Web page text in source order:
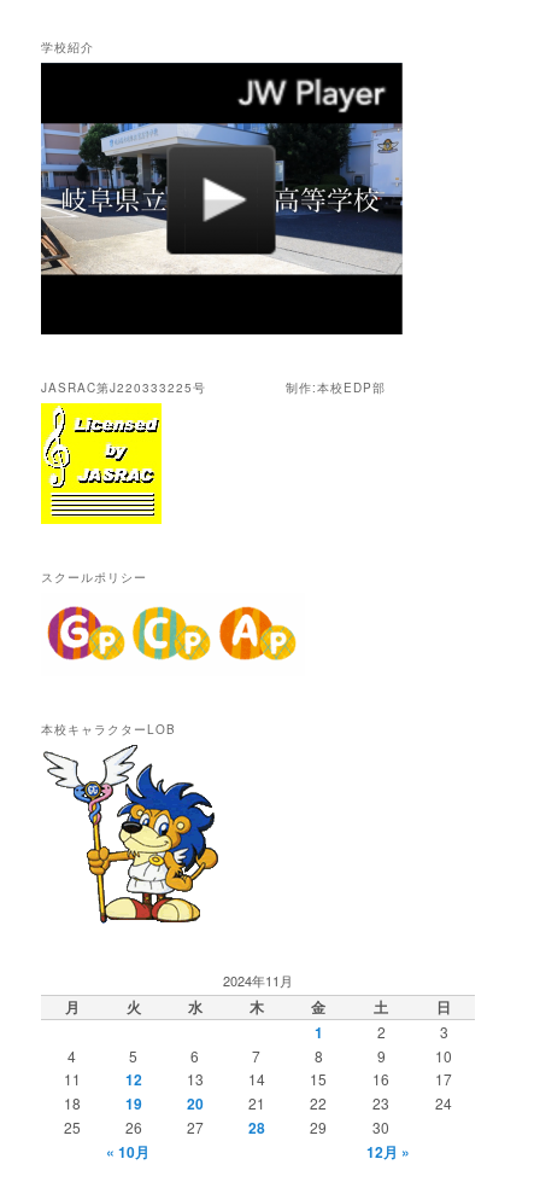
学校紹介
JASRAC第J220333225号 制作:本校EDP部
スクールポリシー
本校キャラクターLOB
2024年11月
月 火 水 木 金 土
日
1
2
3
4
5 6 7 8 9
10
11
12 13 14 15 16
17
18
19 20 21 22 23
24
25
26 27 28 29 30
« 10月 12月 »